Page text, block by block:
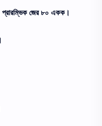
প্রারম্ভিক জের ৮০ একক।